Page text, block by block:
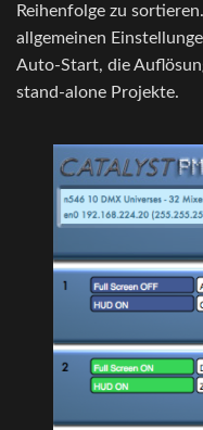
Reihenfolge zu
allgemeinen
Auto-Start, die
stand-alone Projekte.